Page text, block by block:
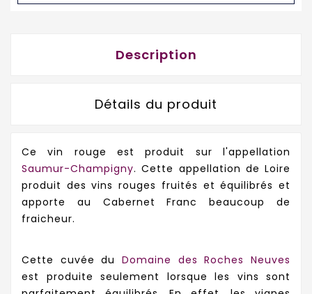
Description
Détails du produit
Ce vin rouge est produit sur l'appellation
Saumur-Champigny. Cette appellation de Loire
produit des vins rouges fruités et équilibrés et
apporte au Cabernet Franc beaucoup de
fraicheur.
Cette cuvée du Domaine des Roches Neuves
est produite seulement lorsque les vins sont